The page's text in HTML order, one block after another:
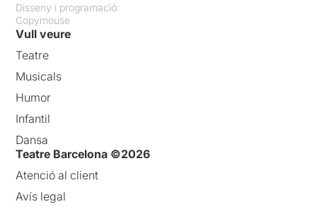
Disseny i programació:
Copymouse
Vull veure
Teatre
Musicals
Humor
Infantil
Dansa
Teatre Barcelona ©2026
Atenció al client
Avís legal